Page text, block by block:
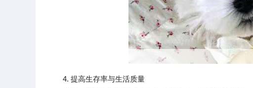
4. 提高生存率与生活质量